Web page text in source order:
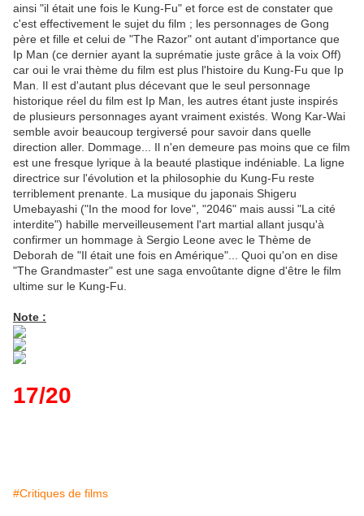
ainsi "il était une fois le Kung-Fu" et force est de constater que
c'est effectivement le sujet du film ; les personnages de Gong
père et fille et celui de "The Razor" ont autant d'importance que
Ip Man (ce dernier ayant la suprématie juste grâce à la voix Off)
car oui le vrai thème du film est plus l'histoire du Kung-Fu que Ip
Man. Il est d'autant plus décevant que le seul personnage
historique réel du film est Ip Man, les autres étant juste inspirés
de plusieurs personnages ayant vraiment existés. Wong Kar-Wai
semble avoir beaucoup tergiversé pour savoir dans quelle
direction aller. Dommage... Il n'en demeure pas moins que ce film
est une fresque lyrique à la beauté plastique indéniable. La ligne
directrice sur l'évolution et la philosophie du Kung-Fu reste
terriblement prenante. La musique du japonais Shigeru
Umebayashi ("In the mood for love", "2046" mais aussi "La cité
interdite") habille merveilleusement l'art martial allant jusqu'à
confirmer un hommage à Sergio Leone avec le Thème de
Deborah de "Il était une fois en Amérique"... Quoi qu'on en dise
"The Grandmaster" est une saga envoûtante digne d'être le film
ultime sur le Kung-Fu.
Note :
17/20
#Critiques de films